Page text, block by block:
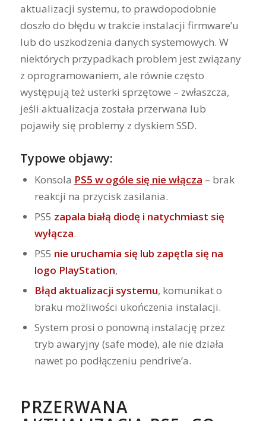
aktualizacji systemu, to prawdopodobnie
doszło do błędu w trakcie instalacji firmware’u
lub do uszkodzenia danych systemowych. W
niektórych przypadkach problem jest związany
z oprogramowaniem, ale równie często
występują też usterki sprzętowe – zwłaszcza,
jeśli aktualizacja została przerwana lub
pojawiły się problemy z dyskiem SSD.
Typowe objawy:
Konsola PS5 w ogóle się nie włącza – brak
reakcji na przycisk zasilania.
PS5 zapala białą diodę i natychmiast się
wyłącza.
PS5 nie uruchamia się lub zapętla się na
logo PlayStation,
Błąd aktualizacji systemu, komunikat o
braku możliwości ukończenia instalacji.
System prosi o ponowną instalację przez
tryb awaryjny (safe mode), ale nie działa
nawet po podłączeniu pendrive’a.
PRZERWANA